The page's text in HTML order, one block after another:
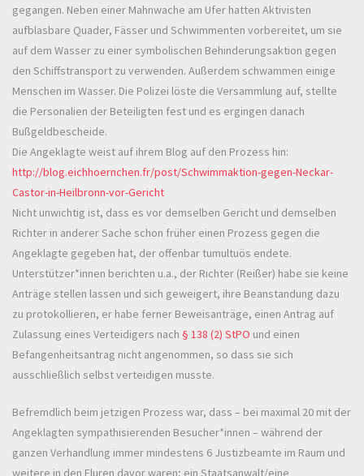
gegangen. Neben einer Mahnwache am Ufer hatten Aktivisten
aufblasbare Quader, Fässer und Schwimmenten vorbereitet, um sie
auf dem Wasser zu einer symbolischen Behinderungsaktion gegen
den Schiffstransport zu verwenden. Außerdem schwammen einige
Menschen im Wasser. Die Polizei löste die Versammlung auf, stellte
die Personalien der Beteiligten fest und es ergingen danach
Bußgeldbescheide.
Die Angeklagte weist auf ihrem Blog auf den Prozess hin:
http://blog.eichhoernchen.fr/post/Schwimmaktion-gegen-Neckar-
Castor-in-Heilbronn-vor-Gericht
Nicht unwichtig ist, dass es vor demselben Gericht und demselben
Richter in anderer Sache schon früher einen Prozess gegen die
Angeklagte gegeben hat, der offenbar tumultuös endete.
Unterstützer*innen berichten u.a., der Richter (Reißer) habe sie keine
Anträge stellen lassen und sich geweigert, ihre Beanstandung dazu
zu protokollieren, er habe ferner Beweisanträge, einen Antrag auf
Zulassung eines Verteidigers nach § 138 (2) StPO und einen
Befangenheitsantrag nicht angenommen, so dass sie sich
ausschließlich selbst verteidigen musste.
Befremdlich beim jetzigen Prozess war, dass – bei maximal 20 mit der
Angeklagten sympathisierenden Besucher*innen – während der
ganzen Verhandlung immer mindestens 6 Justizbeamte im Raum und
weitere in den Fluren davor waren; ein Staatsanwalt/eine